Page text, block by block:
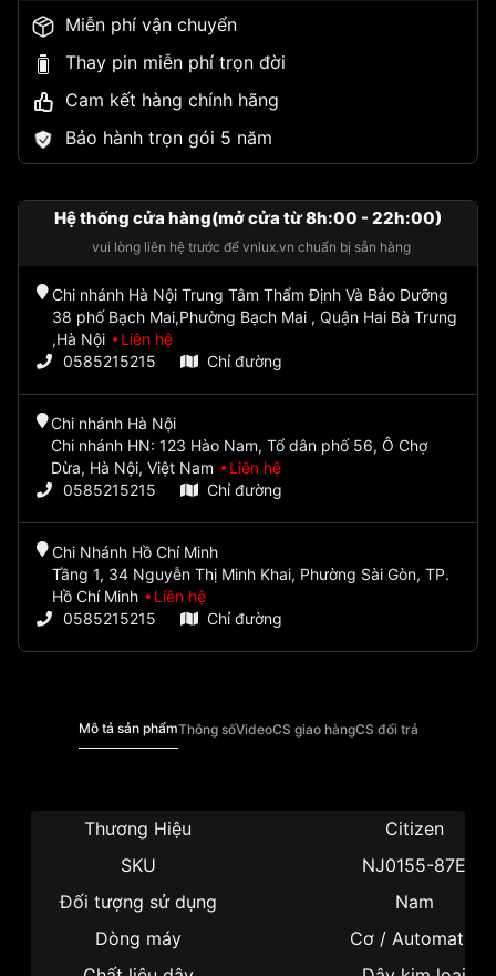
Miễn phí vận chuyển
Thay pin miễn phí trọn đời
Cam kết hàng chính hãng
Bảo hành trọn gói 5 năm
Hệ thống cửa hàng(mở cửa từ 8h:00 - 22h:00)
vui lòng liên hệ trước để vnlux.vn chuẩn bị sẵn hàng
Chi nhánh Hà Nội Trung Tâm Thẩm Định Và Bảo Dưỡng
38 phố Bạch Mai,Phường Bạch Mai , Quận Hai Bà Trưng
,Hà Nội
Liên hệ
0585215215
Chỉ đường
Chi nhánh Hà Nội
Chi nhánh HN: 123 Hào Nam, Tổ dân phố 56, Ô Chợ
Dừa, Hà Nội, Việt Nam
Liên hệ
0585215215
Chỉ đường
Chi Nhánh Hồ Chí Minh
Tầng 1, 34 Nguyễn Thị Minh Khai, Phường Sài Gòn, TP.
Hồ Chí Minh
Liên hệ
0585215215
Chỉ đường
Mô tả sản phẩmThông sốVideoCS giao hàngCS đổi trả
Thương Hiệu
Citizen
SKU
NJ0155-87E
Đối tượng sử dụng
Nam
Dòng máy
Cơ / Automatic